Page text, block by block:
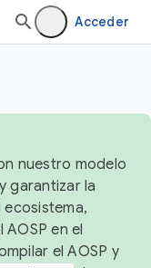
Acceder
nuestro modelo
garantizar la
en el
el AOSP y